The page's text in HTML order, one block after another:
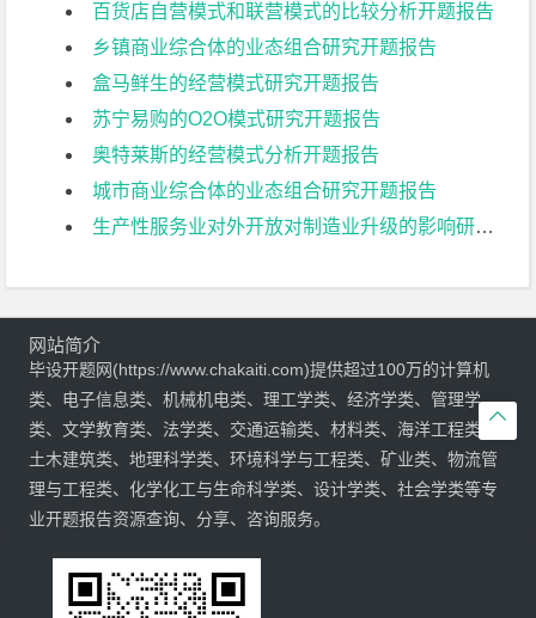
百货店自营模式和联营模式的比较分析开题报告
乡镇商业综合体的业态组合研究开题报告
盒马鲜生的经营模式研究开题报告
苏宁易购的O2O模式研究开题报告
奥特莱斯的经营模式分析开题报告
城市商业综合体的业态组合研究开题报告
生产性服务业对外开放对制造业升级的影响研究开题报告

网站简介
毕设开题网(https://www.chakaiti.com)提供超过100万的计算机
类、电子信息类、机械机电类、理工学类、经济学类、管理学
类、文学教育类、法学类、交通运输类、材料类、海洋工程类、
土木建筑类、地理科学类、环境科学与工程类、矿业类、物流管
理与工程类、化学化工与生命科学类、设计学类、社会学类等专
业开题报告资源查询、分享、咨询服务。